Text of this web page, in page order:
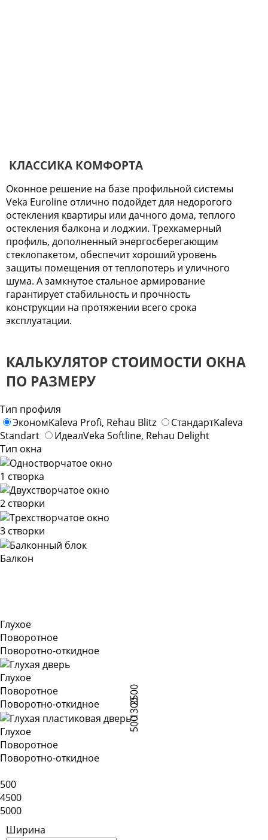
КЛАССИКА КОМФОРТА
Оконное решение на базе профильной системы
Veka Euroline отлично подойдет для недорогого
остекления квартиры или дачного дома, теплого
остекления балкона и лоджии. Трехкамерный
профиль, дополненный энергосберегающим
стеклопакетом, обеспечит хороший уровень
защиты помещения от теплопотерь и уличного
шума. А замкнутое стальное армирование
гарантирует стабильность и прочность
конструкции на протяжении всего срока
эксплуатации.
КАЛЬКУЛЯТОР СТОИМОСТИ ОКНА
ПО РАЗМЕРУ
Тип профиля
ЭкономKaleva Profi, Rehau Blitz СтандартKaleva
Standart
ИдеалVeka Softline, Rehau Delight
Тип окна
1 створка
2 створки
3 створки
Балкон
2500
1300
500
Глухое
Поворотное
Поворотно-откидное
Глухое
Поворотное
Поворотно-откидное
Глухое
Поворотное
Поворотно-откидное
500
4500
5000
Ширина